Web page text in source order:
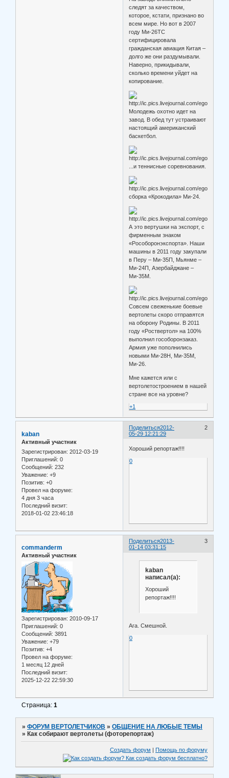
следят за качеством,
которое, кстати, признано во
всем мире. Но вот в 2007
году Ми-26ТС
сертифицировала
гражданская авиация Китая –
долго же они раздумывали.
Наверно, прикидывали,
сколько времени уйдет на
копирование.
Молодежь охотно идет на
завод. В обед тут устраивают
настоящий американский
баскетбол.
...и теннисные соревнования.
сборка «Крокодила» Ми-24.
А это вертушки на экспорт, с
фирменным знаком
«Рособоронэкспорта». Наши
машины в 2011 году закупали
в Перу – Ми-35П, Мьянме –
Ми-24П, Азербайджане –
Ми-35М.
Совсем свеженькие боевые
вертолеты скоро отправятся
на оборону Родины. В 2011
году «Роствертол» на 100%
выполнил гособоронзаказ.
Армия уже пополнились
новыми Ми-28Н, Ми-35М,
Ми-26.
Мне кажется или с
вертолетостроением в нашей
стране все на уровне?
+1
Поделиться 2
2012-
05-29 12:21:29
kaban
Активный участник
Зарегистрирован: 2012-03-19
Приглашений: 0
Сообщений: 232
Уважение: +9
Позитив: +0
Провел на форуме:
4 дня 3 часа
Последний визит:
2018-01-02 23:46:18
Хороший репортаж!!!!
0
Поделиться 3
2013-
01-14 03:31:15
commanderm
Активный участник
Зарегистрирован: 2010-09-17
Приглашений: 0
Сообщений: 3891
Уважение: +79
Позитив: +4
Провел на форуме:
1 месяц 12 дней
Последний визит:
2025-12-22 22:59:30
kaban
написал(а):
Хороший
репортаж!!!!
Ага. Смешной.
0
Страница:1
»ФОРУМ ВЕРТОЛЕТЧИКОВ »ОБЩЕНИЕ НА ЛЮБЫЕ ТЕМЫ
» Как собирают вертолеты (фоторепортаж)
Создать форум Помощь по форуму